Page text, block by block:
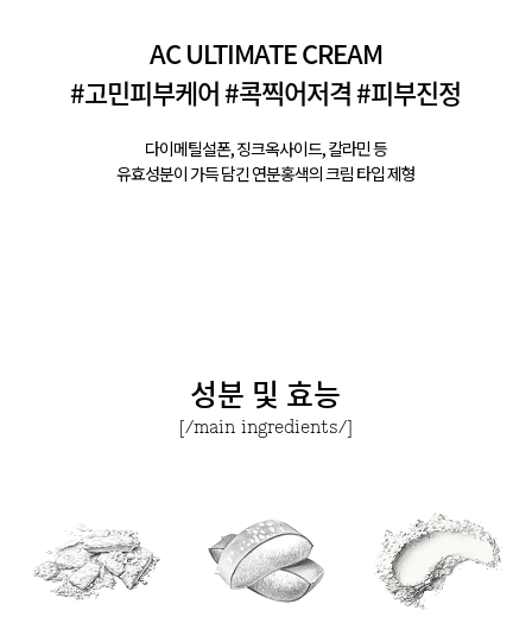
AC ULTIMATE CREAM
#고민피부케어 #콕찍어저격 #피부진정
다이메틸설폰, 징크옥사이드, 칼라민 등
유효성분이 가득 담긴 연분홍색의 크림 타입 제형
성분 및 효능
[/main ingredients/]